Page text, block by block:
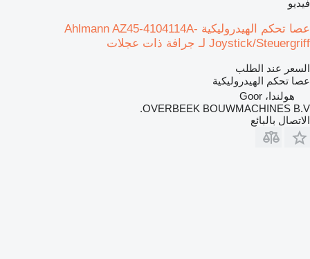
فيديو
عصا تحكم الهيدروليكية Ahlmann AZ45-4104114A-
Joystick/Steuergriff لـ جرافة ذات عجلات
السعر عند الطلب
عصا تحكم الهيدروليكية
هولندا، Goor
OVERBEEK BOUWMACHINES B.V.
الاتصال بالبائع